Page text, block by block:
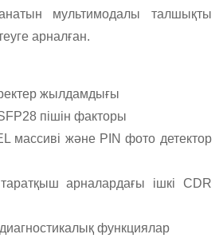
мультимодалы талшықты
арналған.
жылдамдығы
пішін факторы
массиві және PIN фото детектор
арналардағы ішкі CDR
диагностикалық функциялар